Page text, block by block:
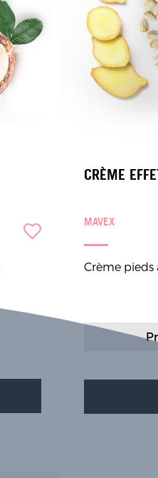
CRÈME
MAVEX
Crème pieds